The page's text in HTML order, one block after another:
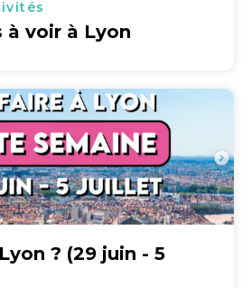
à voir à Lyon
? (29 juin - 5